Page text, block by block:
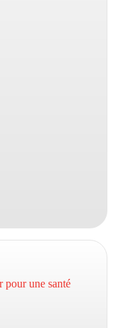
pour une santé